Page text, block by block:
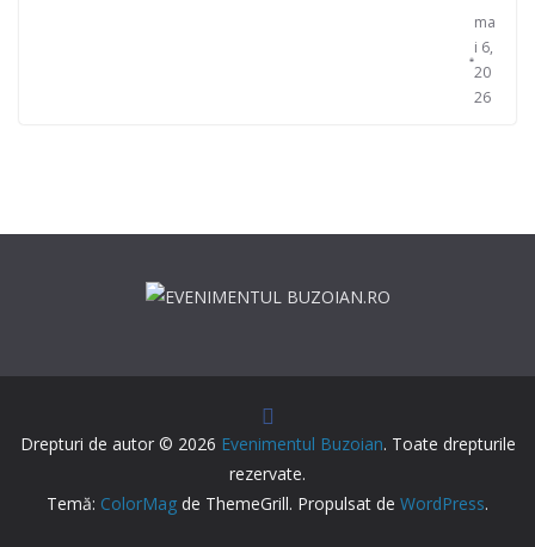
ma
i 6,
20
26
Drepturi de autor © 2026 Evenimentul Buzoian. Toate drepturile
rezervate.
Temă: ColorMag de ThemeGrill. Propulsat de WordPress.